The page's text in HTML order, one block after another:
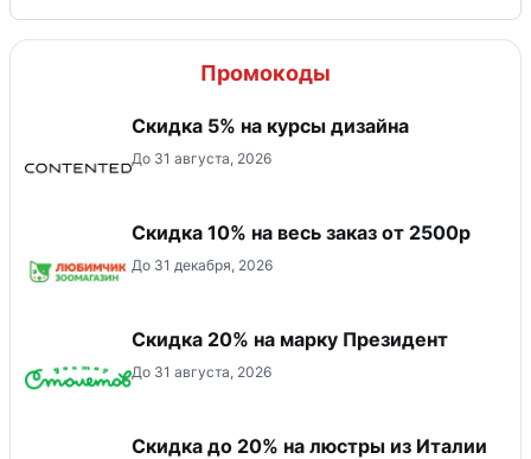
Промокоды
Скидка 5% на курсы дизайна
До 31 августа, 2026
Скидка 10% на весь заказ от 2500р
До 31 декабря, 2026
Скидка 20% на марку Президент
До 31 августа, 2026
Скидка до 20% на люстры из Италии